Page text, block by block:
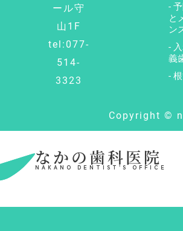
ール守
山1F
tel:077-
514-
3323
-
と
ン
-
義
-
Copyright ©
なかの歯科医院
NAKANO DENTIST’S OFFICE